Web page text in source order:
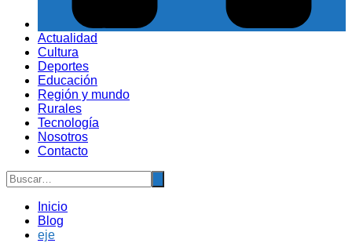
Actualidad
Cultura
Deportes
Educación
Región y mundo
Rurales
Tecnología
Nosotros
Contacto
Inicio
Blog
eje